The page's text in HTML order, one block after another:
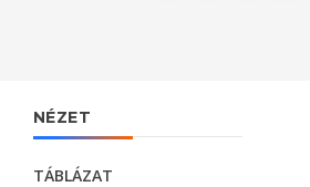
NÉZET
TÁBLÁZAT